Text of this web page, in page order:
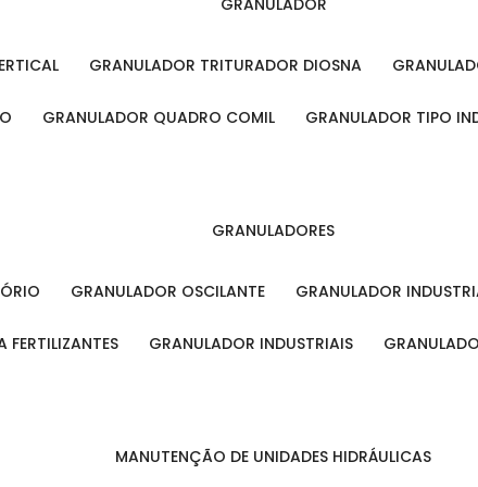
GRANULADOR
GRANULADOR TRITURADOR DIOSNA
GRANULADOR QUADRO COMIL GRANULADOR TIPO
GRANULADORES
GRANULADOR OSCILANTE GRANULADOR
FERTILIZANTES GRANULADOR INDUSTRIAIS
MANUTENÇÃO DE UNIDADES HIDRÁULICAS